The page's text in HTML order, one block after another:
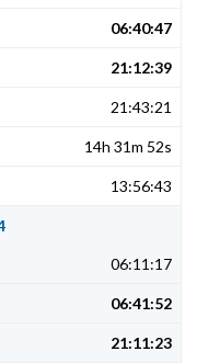
06:40:47
21:12:39
21:43:21
14h 31m 52s
13:56:43
06:11:17
06:41:52
21:11:23